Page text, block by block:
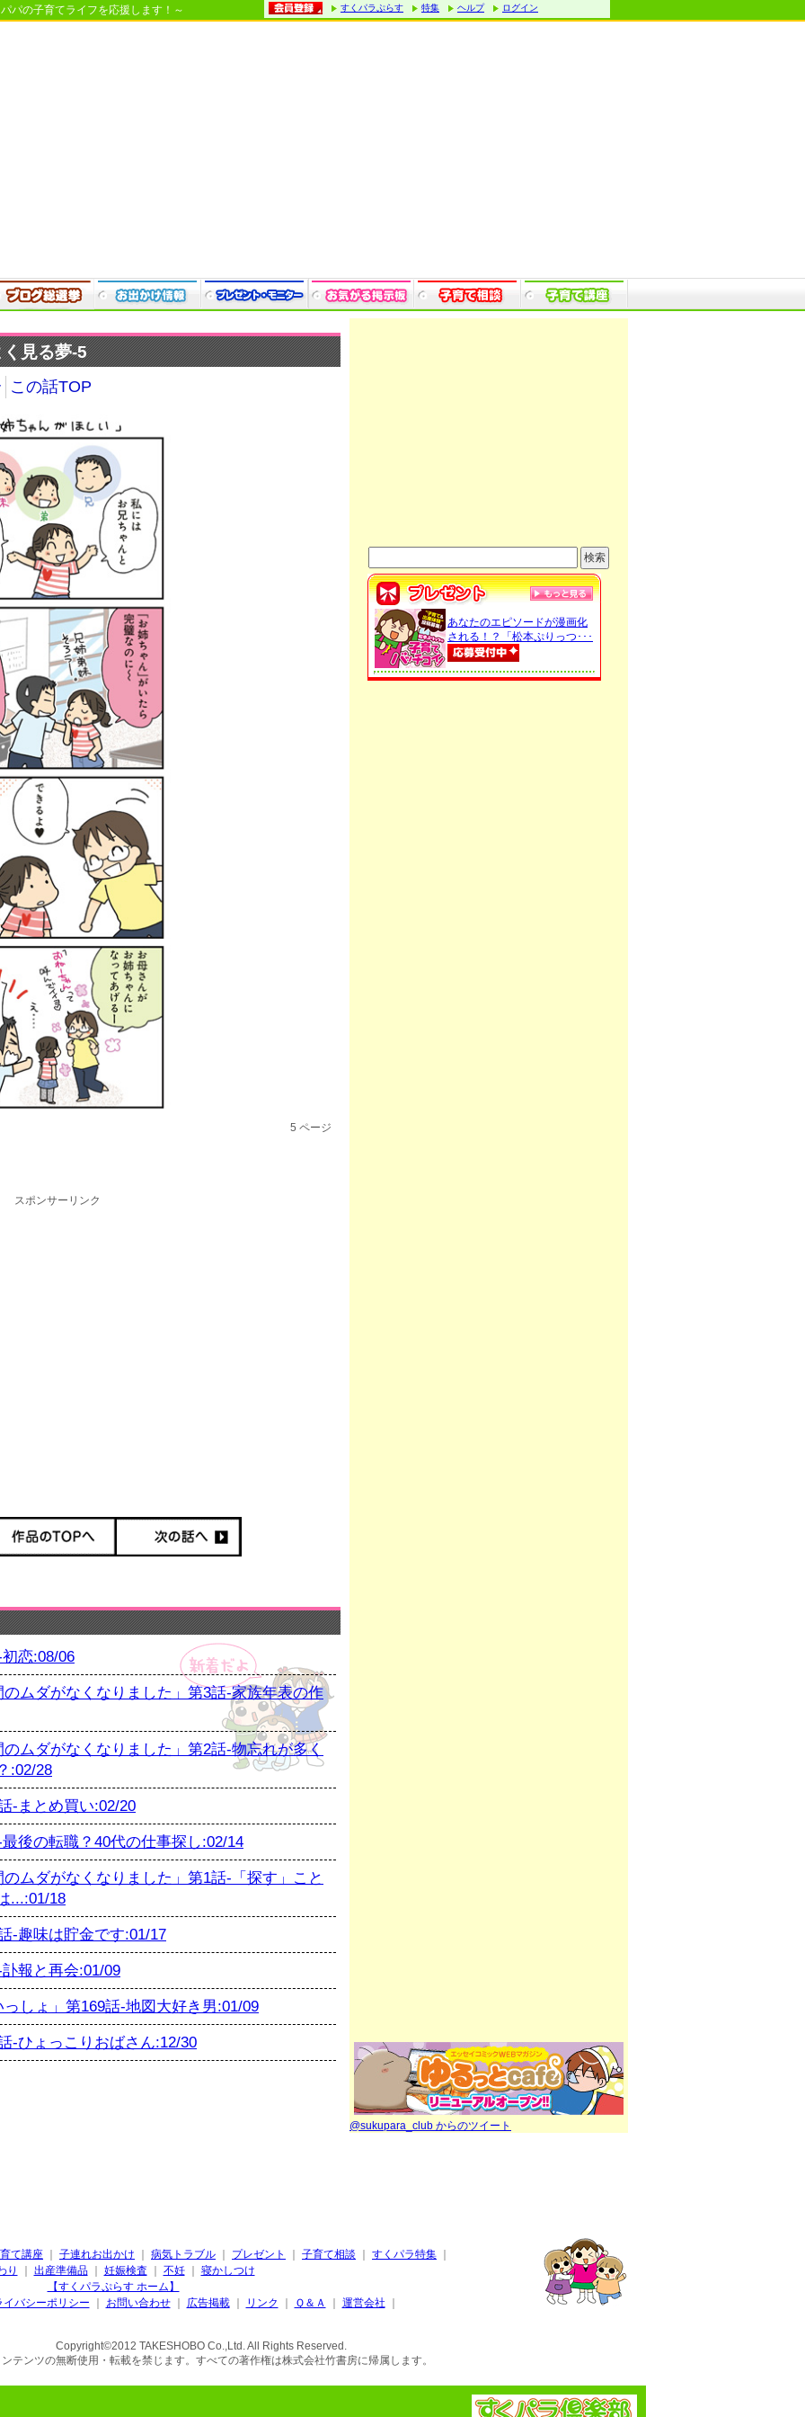
パの子育てライフを応援します！～ すくパラぷらす 特集 ヘルプ ログイン
見る夢-5
この話TOP
5 ページ
スポンサーリンク
恋:08/06
ムダがなくなりました」第3話-家族年表の作
ムダがなくなりました」第2話-物忘れが多く
:02/28
-まとめ買い:02/20
後の転職？40代の仕事探し:02/14
ムダがなくなりました」第1話-「探す」こと
...:01/18
-趣味は貯金です:01/17
報と再会:01/09
しょ」第169話-地図大好き男:01/09
-ひょっこりおばさん:12/30
あなたのエピソードが漫画化
される！？「松本ぷりっつ･･･
@sukupara_club からのツイート
て講座 子連れお出かけ 病気トラブル プレゼント 子育て相談 すくパラ特集
り
出産準備品 妊娠検査 不妊
寝かしつけ
【すくパラぷらす ホーム】
イバシーポリシー
お問い合わせ 広告掲載 リンク Ｑ＆Ａ 運営会社
Copyright©2012 TAKESHOBO Co.,Ltd. All Rights Reserved.
テンツの無断使用・転載を禁じます。すべての著作権は株式会社竹書房に帰属します。